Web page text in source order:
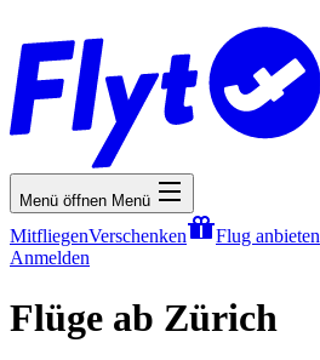
Menü öffnen Menü
MitfliegenVerschenken
Flug anbieten
Anmelden
Flüge ab Zürich